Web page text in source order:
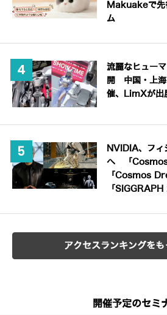
Makuakeで先
ム
流麗なヒュー
開 中国・上海
催、LimXが出
NVIDIA、フィ
へ 「Cosmos
「Cosmos
「
アクセスランキングをも
開催予定のセミ